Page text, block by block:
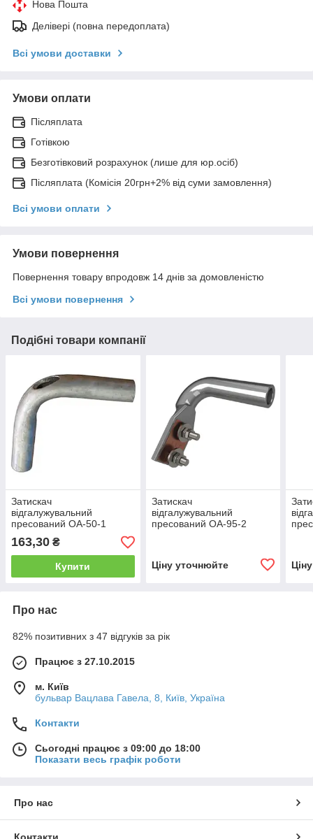
Нова Пошта
Делівері (повна передоплата)
Всі умови доставки
Умови оплати
Післяплата
Готівкою
Безготівковий розрахунок (лише для юр.осіб)
Післяплата (Комісія 20грн+2% від суми замовлення)
Всі умови оплати
Умови повернення
Повернення товару впродовж 14 днів за домовленістю
Всі умови повернення
Подібні товари компанії
Затискач
відгалужувальний
пресований ОА-50-1
163,30 ₴
Купити
Затискач
відгалужувальний
пресований ОА-95-2
Ціну уточнюйте
Про нас
82% позитивних з 47 відгуків за рік
Працює з 27.10.2015
м. Київ
бульвар Вацлава Гавела, 8, Київ, Україна
Контакти
Сьогодні працює з 09:00 до 18:00
Показати весь графік роботи
Про нас